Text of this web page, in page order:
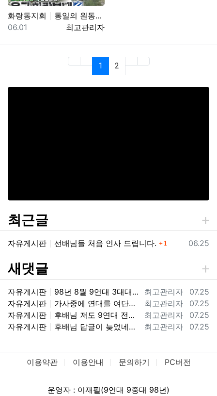
화랑동지회
통일의 원동력, 임전필승! 육군 화랑부대???? [TV…
등록자
최고관리자
등록일
06.01
1 (current)
2 (last)
최근글
등록일
06.25
자유게시판 선배님들 처음 인사 드립니다. 댓글
1
새댓글
등록자
최고관리자 등록일
07.25
자유게시판
98년 8월 9연대 3대대 9중대 전역했습니다. 98군번이라 너무 반갑습니다.
등록자
최고관리자 등록일
07.25
자유게시판
가사중에 연대를 여단으로 바꾼거하고 마지막에 투호9연대가 우리때는 보병9연대 였거든요. ㅎㅎ 아마 기걔화사단으로 바뀌면서 보병에서 투호9여단으로…
등록자
최고관리자 등록일
07.25
자유게시판
후배님 저도 9연대 전역했어요. 지금 기갑수색대대가 있는 부대가 2000년도에는 9연대 3대대 였습니다. 3대대 9중대 98년 입대해서 2000…
등록자
최고관리자 등록일
07.25
자유게시판 후배님 답글이 늦었네요. 08년도에 전역했군요. 11사단에서 고생많았습니다. !! 화랑!!
이용약관 이용안내 문의하기 PC버전
운영자 : 이재필(9연대 9중대 98년)